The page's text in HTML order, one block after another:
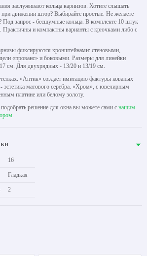
заслуживают кольца карнизов. Хотите слышать
при движении штор? Выбирайте простые. Не желаете
Под запрос - бесшумные кольца. В комплекте 10 штук
Практичны и компактны варианты с крючками либо с
фиксируются кронштейнами: стеновыми,
«прованс» и боковыми. Размеры для линейки
см. Для двухрядных - 13/20 и 13/19 см.
«Антик» создает имитацию фактуры кованых
эстетика матового серебра. «Хром», с ювелирным
платине или белому золоту.
решение для окна вы можете сами с нашим
.
16
Гладкая
2